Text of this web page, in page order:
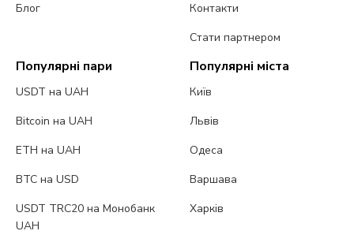
Блог
Контакти
Стати партнером
Популярні пари
USDT на UAH
Bitcoin на UAH
ETH на UAH
BTC на USD
USDT TRC20 на Монобанк
UAH
Популярні міста
Київ
Львів
Одеса
Варшава
Харків